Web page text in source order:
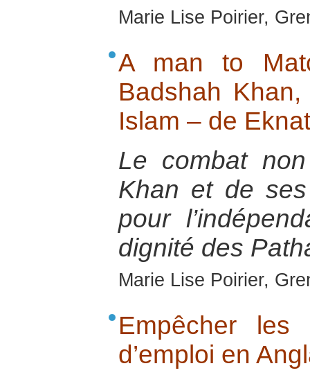
Marie Lise Poirier,
A man to
Badshah
Islam – de
Le combat
Khan et de
pour
dignité des
Marie Lise Poirier,
Empêcher les
d’emploi en